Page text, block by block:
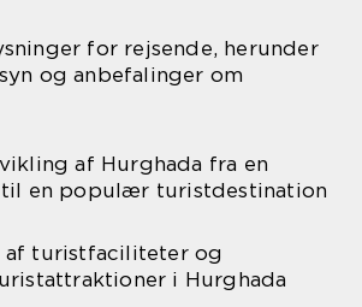
for rejsende, herunder
og anbefalinger om
af Hurghada fra en
en populær turistdestination
af turistfaciliteter og
i Hurghada